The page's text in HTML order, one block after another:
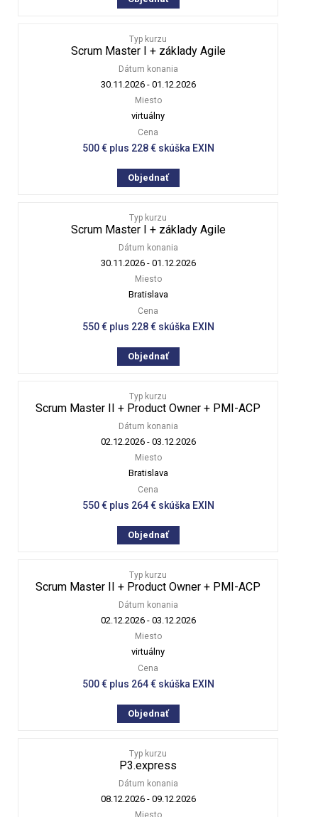
Typ kurzu
Scrum Master I + základy Agile
Dátum konania
30.11.2026- 01.12.2026
Miesto
virtuálny
Cena
500 € plus 228 € skúška EXIN
Objednať
Typ kurzu
Scrum Master I + základy Agile
Dátum konania
30.11.2026- 01.12.2026
Miesto
Bratislava
Cena
550 € plus 228 € skúška EXIN
Objednať
Typ kurzu
Scrum Master II + Product Owner + PMI-ACP
Dátum konania
02.12.2026- 03.12.2026
Miesto
Bratislava
Cena
550 € plus 264 € skúška EXIN
Objednať
Typ kurzu
Scrum Master II + Product Owner + PMI-ACP
Dátum konania
02.12.2026- 03.12.2026
Miesto
virtuálny
Cena
500 € plus 264 € skúška EXIN
Objednať
Typ kurzu
P3.express
Dátum konania
08.12.2026- 09.12.2026
Miesto